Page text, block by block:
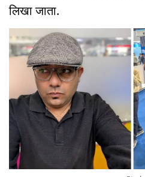
लिखा जाता.